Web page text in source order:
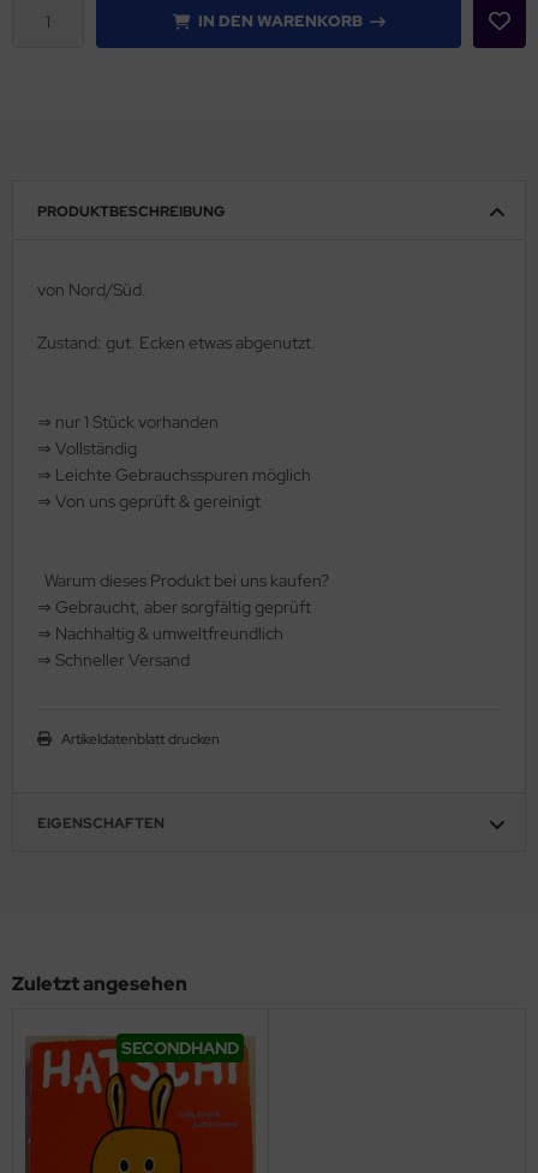
IN DEN WARENKORB
PRODUKTBESCHREIBUNG
von Nord/Süd.
Zustand: gut. Ecken etwas abgenutzt.
⇒ nur 1 Stück vorhanden
⇒ Vollständig
⇒ ️ Leichte Gebrauchsspuren möglich
⇒ Von uns geprüft & gereinigt
Warum dieses Produkt bei uns kaufen?
⇒ ️ Gebraucht, aber sorgfältig geprüft
⇒ ️ Nachhaltig & umweltfreundlich
⇒ ️ Schneller Versand
Artikeldatenblatt drucken
EIGENSCHAFTEN
Zuletzt angesehen
SECONDHAND
Spielsachen